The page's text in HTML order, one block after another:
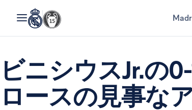
ビニシウスJr.の
ロースの見事な